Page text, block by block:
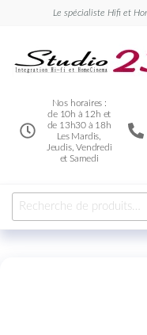
Le spécialiste Hifi et
Nos horaires :
de 10h à 12h et
de 13h30 à 18h
Les Mardis,
Jeudis, Vendredi
et Samedi